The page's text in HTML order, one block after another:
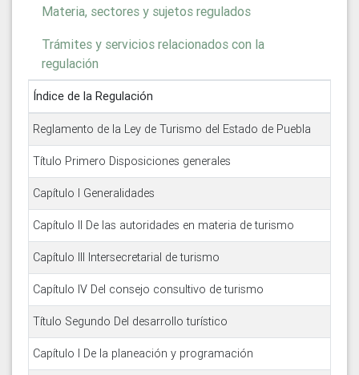
Materia, sectores y sujetos regulados
Trámites y servicios relacionados con la
regulación
Índice de la Regulación
Reglamento de la Ley de Turismo del Estado de Puebla
Título Primero Disposiciones generales
Capítulo I Generalidades
Capítulo II De las autoridades en materia de turismo
Capítulo III Intersecretarial de turismo
Capítulo IV Del consejo consultivo de turismo
Título Segundo Del desarrollo turístico
Capítulo I De la planeación y programación